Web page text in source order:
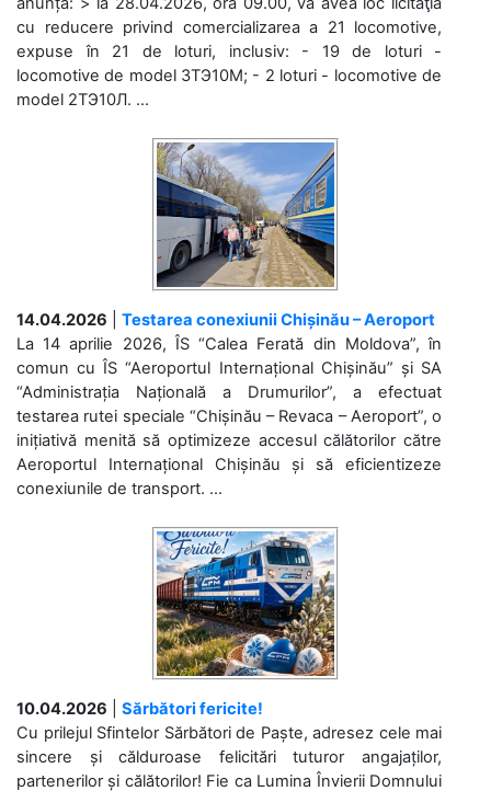
cu reducere privind comercializarea a 21 locomotive,
expuse în 21 de loturi, inclusiv: - 19 de loturi -
locomotive de model 3ТЭ10М; - 2 loturi - locomotive de
model 2ТЭ10Л. ...
14.04.2026
Testarea conexiunii Chișinău – Aeroport
La 14 aprilie 2026, ÎS “Calea Ferată din Moldova”, în
comun cu ÎS “Aeroportul Internațional Chișinău” și SA
“Administrația Națională a Drumurilor”, a efectuat
testarea rutei speciale “Chișinău – Revaca – Aeroport”, o
inițiativă menită să optimizeze accesul călătorilor către
Aeroportul Internațional Chișinău și să eficientizeze
conexiunile de transport. ...
10.04.2026
Sărbători fericite!
Cu prilejul Sfintelor Sărbători de Paște, adresez cele mai
sincere și călduroase felicitări tuturor angajaților,
partenerilor și călătorilor! Fie ca Lumina Învierii Domnului